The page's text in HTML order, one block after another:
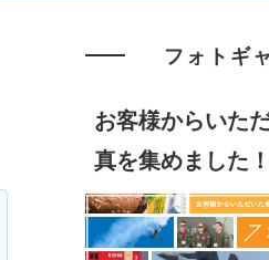
フォトギ
お客様からいた
真を集めました！